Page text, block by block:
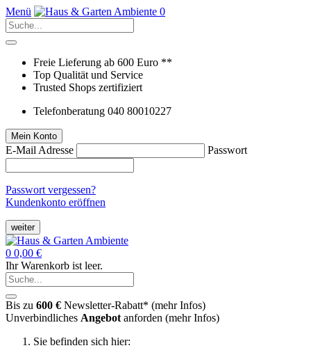
Menü 0
Freie Lieferung ab 600 Euro **
Top Qualität und Service
Trusted Shops zertifiziert
Telefonberatung 040 80010227
Mein Konto
E-Mail Adresse Passwort
Passwort vergessen?
Kundenkonto eröffnen
weiter
0 0,00 €
Ihr Warenkorb ist leer.
Bis zu 600 € Newsletter-Rabatt* (mehr Infos)
Unverbindliches Angebot anforden (mehr Infos)
Sie befinden sich hier: